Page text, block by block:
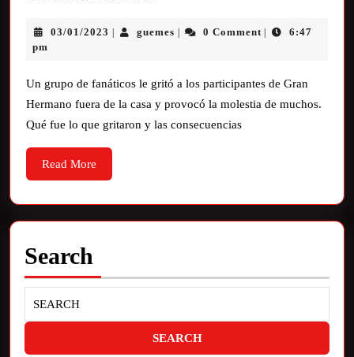
03/01/2023 guemes 0 Comment
6:47
pm
Un grupo de fanáticos le gritó a los participantes de Gran
Hermano fuera de la casa y provocó la molestia de muchos.
Qué fue lo que gritaron y las consecuencias
Read More
Search